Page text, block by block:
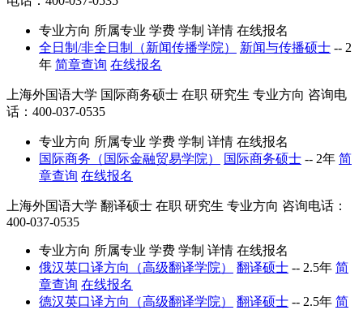
专业方向 所属专业 学费 学制 详情 在线报名
全日制/非全日制（新闻传播学院）
新闻与传播硕士 -- 2
年 简章查询 在线报名
上海外国语大学 国际商务硕士 在职 研究生 专业方向 咨询电
话：400-037-0535
专业方向 所属专业 学费 学制 详情 在线报名
国际商务（国际金融贸易学院）
国际商务硕士 -- 2年 简
章查询 在线报名
上海外国语大学 翻译硕士 在职 研究生 专业方向 咨询电话：
400-037-0535
专业方向 所属专业 学费 学制 详情 在线报名
俄汉英口译方向（高级翻译学院）
翻译硕士 -- 2.5年 简
章查询 在线报名
德汉英口译方向（高级翻译学院）
翻译硕士 -- 2.5年 简